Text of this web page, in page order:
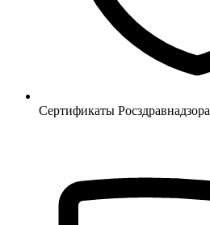
Сертификаты Росздравнадзора